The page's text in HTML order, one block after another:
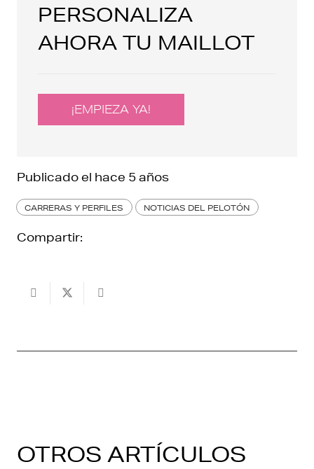
PERSONALIZA
AHORA TU MAILLOT
¡EMPIEZA YA!
Publicado el hace 5 años
CARRERAS Y PERFILES NOTICIAS DEL PELOTÓN
Compartir:
OTROS ARTÍCULOS